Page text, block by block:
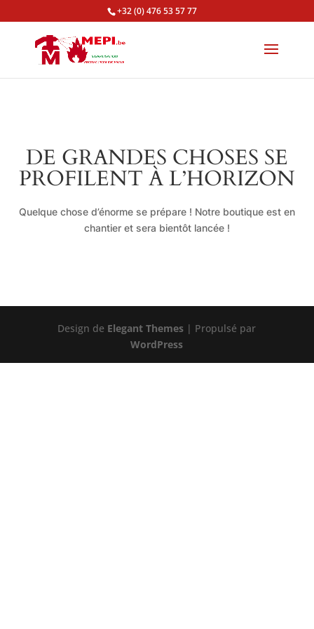
+32 (0) 476 53 57 77
DE GRANDES CHOSES SE
PROFILENT À L’HORIZON
Quelque chose d’énorme se prépare ! Notre boutique est en
chantier et sera bientôt lancée !
Design de Elegant Themes | Propulsé par
WordPress